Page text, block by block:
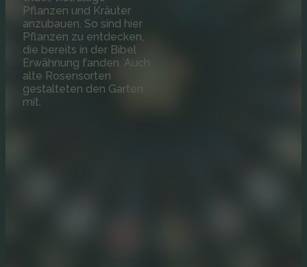
Pflanzen und Kräuter
anzubauen. So sind hier
Pflanzen zu entdecken,
die bereits in der Bibel
Erwähnung fanden. Auch
alte Rosensorten
gestalteten den Garten
mit.